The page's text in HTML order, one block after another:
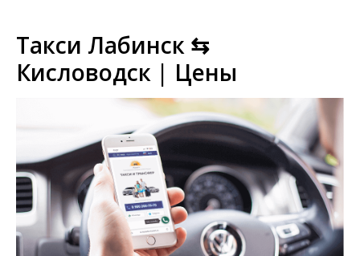
Такси Лабинск ⇆
Кисловодск | Цены